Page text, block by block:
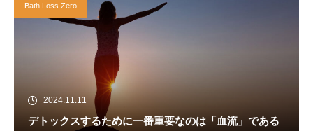
Bath Loss Zero
2024.11.11
デトックスするために一番重要なのは「血流」である